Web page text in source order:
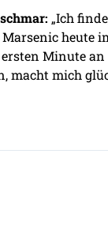
„Ich
heute
Minute
macht mich